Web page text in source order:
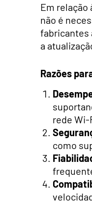
Em relação
não é
fabricantes
a
Razões
rede
como